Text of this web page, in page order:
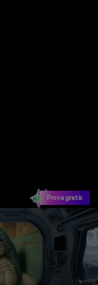
Prova gratis